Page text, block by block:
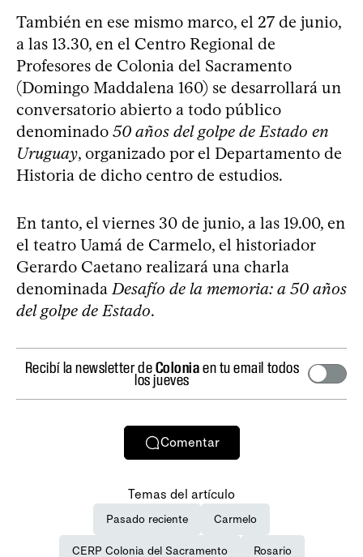
También en ese mismo marco, el 27 de junio,
a las 13.30, en el Centro Regional de
Profesores de Colonia del Sacramento
(Domingo Maddalena 160) se desarrollará un
conversatorio abierto a todo público
denominado 50 años del golpe de Estado en
Uruguay, organizado por el Departamento de
Historia de dicho centro de estudios.
En tanto, el viernes 30 de junio, a las 19.00, en
el teatro Uamá de Carmelo, el historiador
Gerardo Caetano realizará una charla
denominada Desafío de la memoria: a 50 años
del golpe de Estado.
Recibí la newsletter deColoniaen tu email todos
los jueves
Comentar
Temas del artículo
Pasado reciente Carmelo
CERP Colonia del Sacramento Rosario